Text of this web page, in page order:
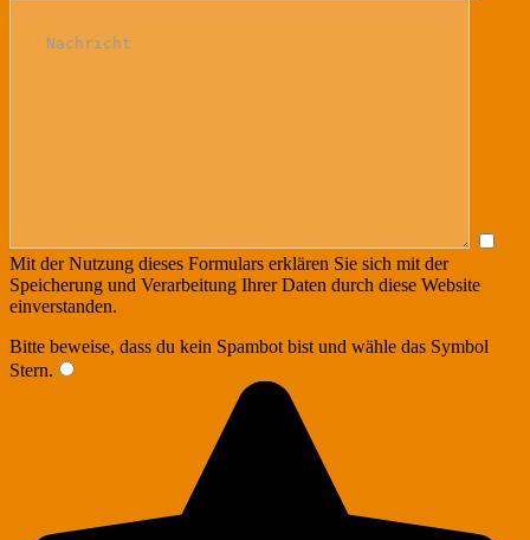
Mit der Nutzung dieses Formulars erklären Sie sich mit der
Speicherung und Verarbeitung Ihrer Daten durch diese Website
einverstanden.
Bitte beweise, dass du kein Spambot bist und wähle das Symbol
Stern.